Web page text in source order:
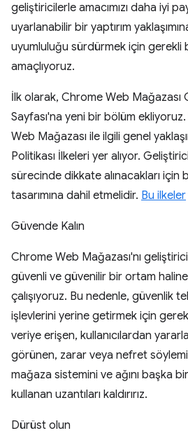
geliştiricilerle amacımızı daha iyi
uyarlanabilir bir yaptırım
uyumluluğu sürdürmek için gerekli
amaçlıyoruz.
İlk olarak, Chrome Web Mağazası
Sayfası'na yeni bir bölüm
Web Mağazası ile ilgili genel
Politikası İlkeleri yer alıyor.
sürecinde dikkate alınacakları için
tasarımına dahil etmelidir. Bu ilkeler
Güvende Kalın
Chrome Web Mağazası'nı
güvenli ve güvenilir bir ortam
çalışıyoruz. Bu nedenle, güvenlik
işlevlerini yerine getirmek için
veriye erişen, kullanıcılardan
görünen, zarar veya nefret
mağaza sistemini ve ağını başka
kullanan uzantıları kaldırırız.
Dürüst olun